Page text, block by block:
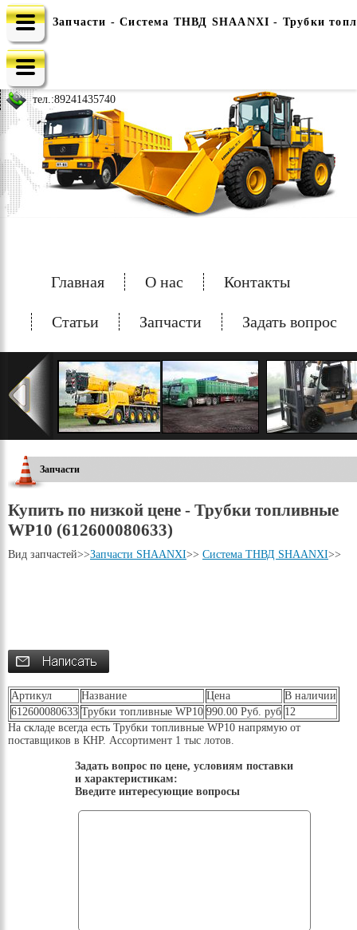
e-mail: china-spec@inbox.ru
тел.:89241435740
Главная О нас Контакты
Статьи Запчасти Задать вопрос
Запчасти
Купить по низкой цене - Трубки топливные
WP10 (612600080633)
Вид запчастей>>Запчасти SHAANXI>> Система ТНВД SHAANXI>>
Артикул Название Цена
В наличии
612600080633 Трубки топливные WP10 990.00 Руб. руб 12
На складе всегда есть Трубки топливные WP10 напрямую от
поставщиков в КНР. Ассортимент 1 тыс лотов.
Задать вопрос по цене, условиям поставки
и характеристикам:
Введите интересующие вопросы
Запчасти - Система ТНВД SHAANXI - Трубки